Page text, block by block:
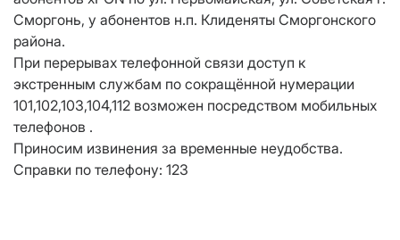
Сморгонь, у абонентов н.п. Клиденяты Сморгонского
района.
При перерывах телефонной связи доступ к
экстренным службам по сокращённой нумерации
101,102,103,104,112 возможен посредством мобильных
телефонов .
Приносим извинения за временные неудобства.
Справки по телефону: 123